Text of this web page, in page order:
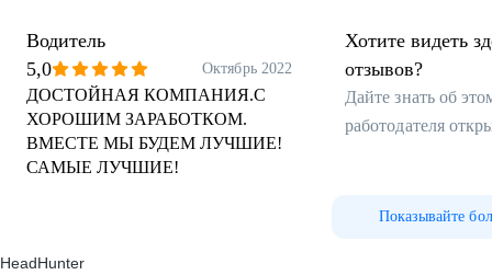
Водитель
5,0
Октябрь 2022
ДОСТОЙНАЯ КОМПАНИЯ.С
ХОРОШИМ ЗАРАБОТКОМ.
ВМЕСТЕ МЫ БУДЕМ ЛУЧШИЕ!
САМЫЕ ЛУЧШИЕ!
Хотите видеть
отзывов?
Дайте знать об
работодателя
Показывайте
HeadHunter